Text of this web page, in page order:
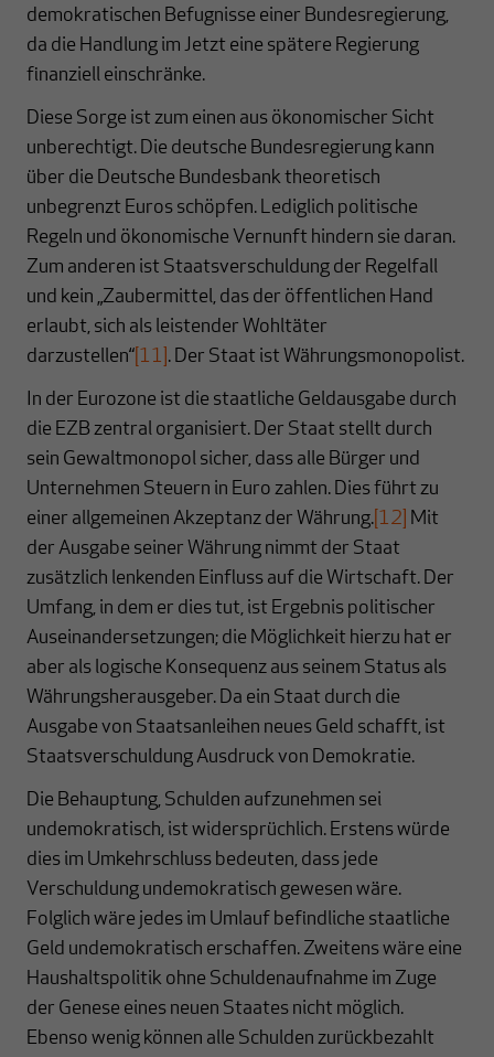
demokratischen Befugnisse einer Bundesregierung,
da die Handlung im Jetzt eine spätere Regierung
finanziell einschränke.
Diese Sorge ist zum einen aus ökonomischer Sicht
unberechtigt. Die deutsche Bundesregierung kann
über die Deutsche Bundesbank theoretisch
unbegrenzt Euros schöpfen. Lediglich politische
Regeln und ökonomische Vernunft hindern sie daran.
Zum anderen ist Staatsverschuldung der Regelfall
und kein „Zaubermittel, das der öffentlichen Hand
erlaubt, sich als leistender Wohltäter
darzustellen“ [11] . Der Staat ist Währungsmonopolist.
In der Eurozone ist die staatliche Geldausgabe durch
die EZB zentral organisiert. Der Staat stellt durch
sein Gewaltmonopol sicher, dass alle Bürger und
Unternehmen Steuern in Euro zahlen. Dies führt zu
einer allgemeinen Akzeptanz der Währung. [12] Mit
der Ausgabe seiner Währung nimmt der Staat
zusätzlich lenkenden Einfluss auf die Wirtschaft. Der
Umfang, in dem er dies tut, ist Ergebnis politischer
Auseinandersetzungen; die Möglichkeit hierzu hat er
aber als logische Konsequenz aus seinem Status als
Währungsherausgeber. Da ein Staat durch die
Ausgabe von Staatsanleihen neues Geld schafft, ist
Staatsverschuldung Ausdruck von Demokratie.
Die Behauptung, Schulden aufzunehmen sei
undemokratisch, ist widersprüchlich. Erstens würde
dies im Umkehrschluss bedeuten, dass jede
Verschuldung undemokratisch gewesen wäre.
Folglich wäre jedes im Umlauf befindliche staatliche
Geld undemokratisch erschaffen. Zweitens wäre eine
Haushaltspolitik ohne Schuldenaufnahme im Zuge
der Genese eines neuen Staates nicht möglich.
Ebenso wenig können alle Schulden zurückbezahlt